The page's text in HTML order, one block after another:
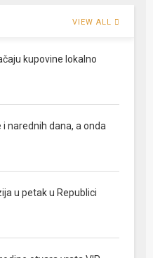
VIEW ALL
kupovine lokalno
narednih dana, a onda
u petak u Republici